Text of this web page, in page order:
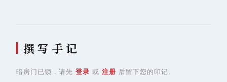
撰 写 手 记
暗房门已锁，请先 登录 或 注册 后留下您的印记。